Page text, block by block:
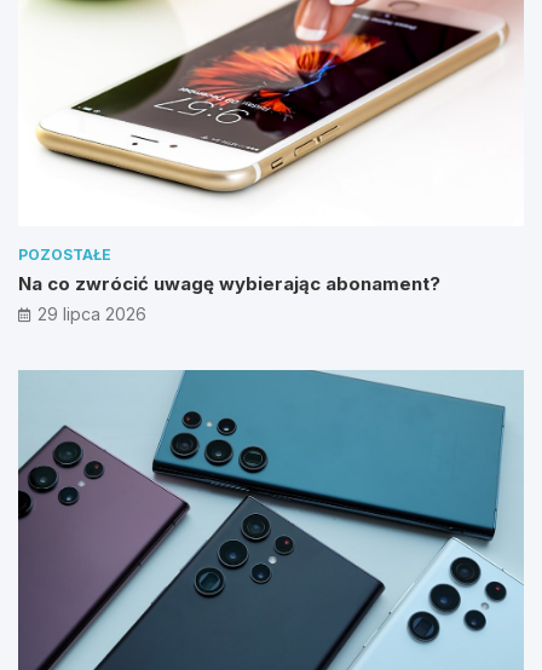
POZOSTAŁE
Na co zwrócić uwagę wybierając abonament?
29 lipca 2026